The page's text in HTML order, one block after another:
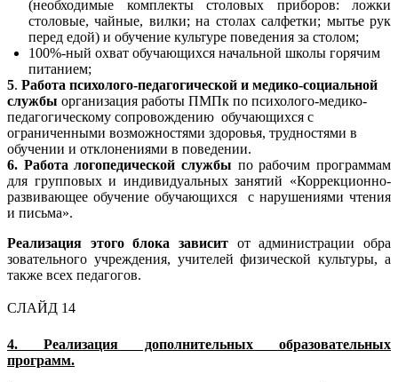
(необходимые комплекты столовых приборов: ложки
столовые, чайные, вилки; на столах салфетки; мытье рук
перед едой) и обучение культуре поведения за столом;
100%-ный охват обучающихся начальной школы горячим
питанием;
5. Работа психолого-педагогической и медико-социальной
службы организация работы ПМПк по психолого-медико-
педагогическому сопровождению обучающихся с
ограниченными возможностями здоровья, трудностями в
обучении и отклонениями в поведении.
6. Работа логопедической службы по рабочим программам
для групповых и индивидуальных занятий «Коррекционно-
развивающее обучение обучающихся с нарушениями чтения
и письма».
Реализация этого блока зависит от администрации обра
зовательного учреждения, учителей физической культуры, а
также всех педагогов.
СЛАЙД 14
4. Реализация дополнительных образовательных
программ.